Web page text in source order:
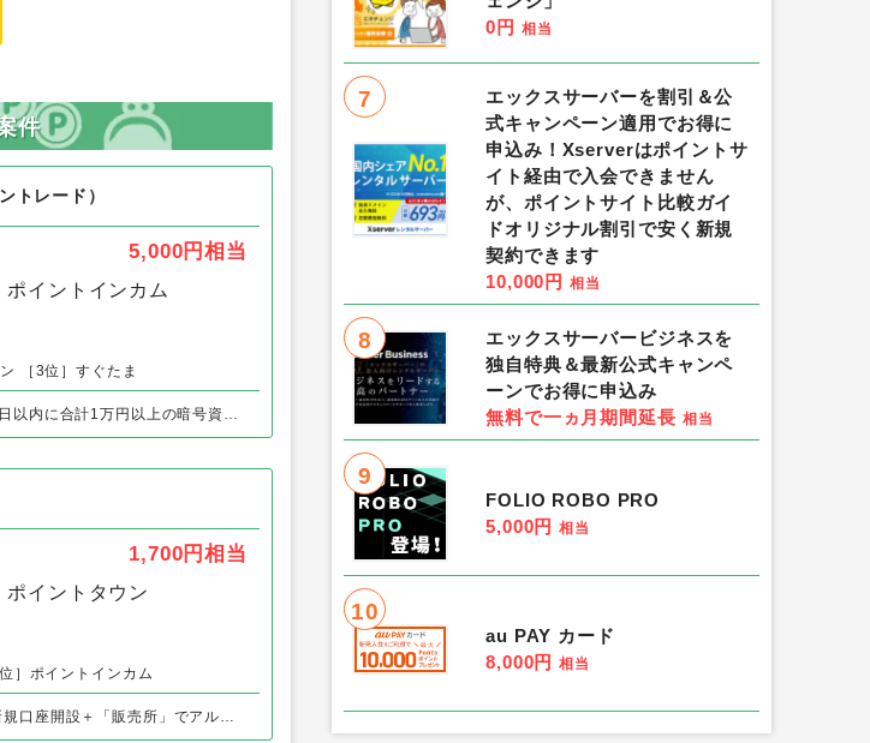
件
トレード）
5,000円
ポイントインカム
1,700円
ポイントタウン
0円 相当
7
エックスサーバーを割引＆公
式キャンペーン適用でお得に
申込み！Xserverはポイントサ
イト経由で入会できません
が、ポイントサイト比較ガイ
ドオリジナル割引で安く新規
契約できます
10,000円 相当
8
エックスサーバービジネスを
独自特典＆最新公式キャンペ
ーンでお得に申込み
無料で一ヵ月期間延長 相当
9
FOLIO ROBO PRO
5,000円 相当
10
au PAY カード
8,000円 相当